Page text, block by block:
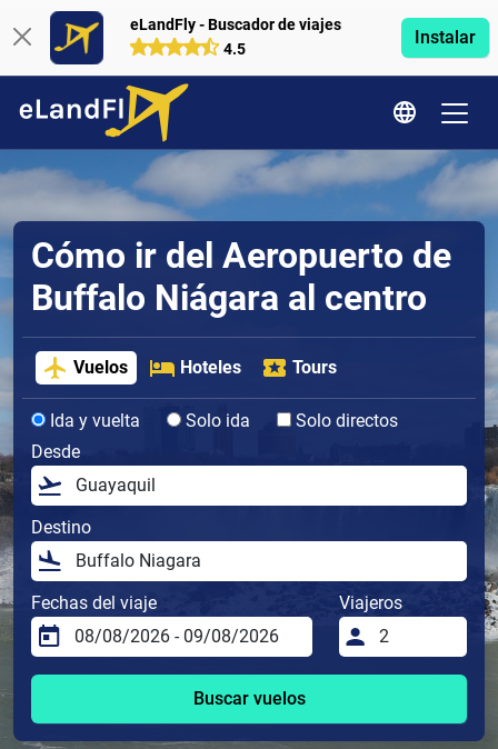
eLandFly - Buscador de viajes
4.5
Instalar
Cómo ir del Aeropuerto de
Buffalo Niágara al centro
Vuelos Hoteles Tours
Ida y vuelta Solo ida
Solo directos
Desde
Destino
Fechas del viaje Viajeros
Buscar vuelos